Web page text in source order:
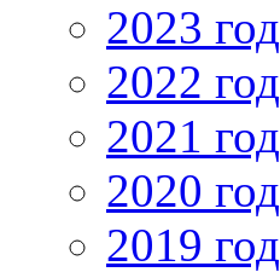
2023 год
2022 год
2021 год
2020 год
2019 год